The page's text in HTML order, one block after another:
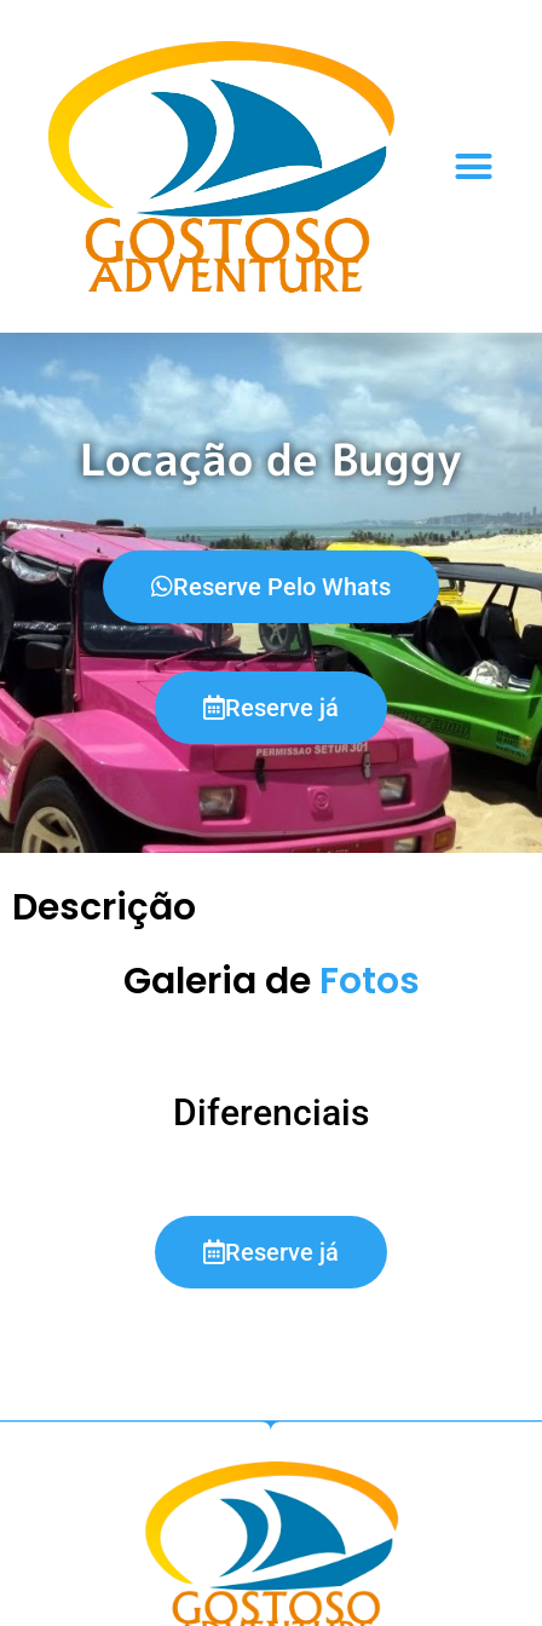
Locação de Buggy
Reserve Pelo Whats
Reserve já
Descrição
Galeria de Fotos
Diferenciais
Reserve já